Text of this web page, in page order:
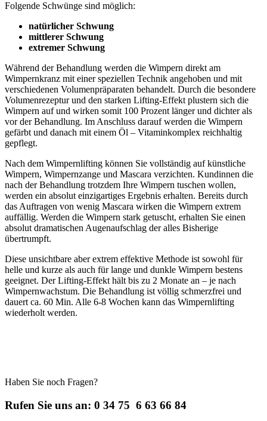
Folgende Schwünge sind möglich:
natürlicher Schwung
mittlerer Schwung
extremer Schwung
Während der Behandlung werden die Wimpern direkt am
Wimpernkranz mit einer speziellen Technik angehoben und mit
verschiedenen Volumenpräparaten behandelt. Durch die besondere
Volumenrezeptur und den starken Lifting-Effekt plustern sich die
Wimpern auf und wirken somit 100 Prozent länger und dichter als
vor der Behandlung. Im Anschluss darauf werden die Wimpern
gefärbt und danach mit einem Öl – Vitaminkomplex reichhaltig
gepflegt.
Nach dem Wimpernlifting können Sie vollständig auf künstliche
Wimpern, Wimpernzange und Mascara verzichten. Kundinnen die
nach der Behandlung trotzdem Ihre Wimpern tuschen wollen,
werden ein absolut einzigartiges Ergebnis erhalten. Bereits durch
das Auftragen von wenig Mascara wirken die Wimpern extrem
auffällig. Werden die Wimpern stark getuscht, erhalten Sie einen
absolut dramatischen Augenaufschlag der alles Bisherige
übertrumpft.
Diese unsichtbare aber extrem effektive Methode ist sowohl für
helle und kurze als auch für lange und dunkle Wimpern bestens
geeignet. Der Lifting-Effekt hält bis zu 2 Monate an – je nach
Wimpernwachstum. Die Behandlung ist völlig schmerzfrei und
dauert ca. 60 Min. Alle 6-8 Wochen kann das Wimpernlifting
wiederholt werden.
Haben Sie noch Fragen?
Rufen Sie uns an: 0 34 75 6 63 66 84